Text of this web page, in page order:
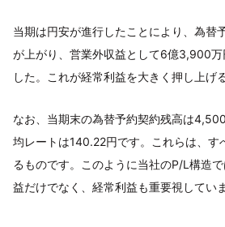
当期は円安が進行したことにより、為替
が上がり、営業外収益として6億3,900万
した。これが経常利益を大きく押し上げ
なお、当期末の為替予約契約残高は
均レートは140.22円です。これらは、す
るものです。このように当社のP/L構造
益だけでなく、経常利益も重要視していま